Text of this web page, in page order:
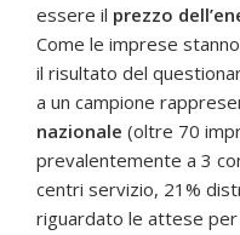
essere il prezzo
Come le imprese
il risultato del
a un campione
nazionale (oltre 70
prevalentemente a 3
centri servizio, 21%
riguardato le attese